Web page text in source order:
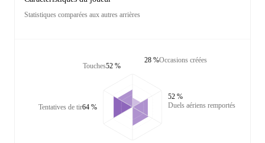
Statistiques comparées aux autres arrières
Touches52 %
Tentatives de tir64 %
Occasions créées
28 %
Duels aériens remportés
52 %